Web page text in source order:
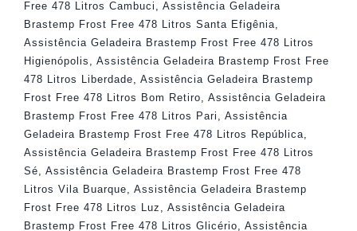
Free 478 Litros Cambuci
Assistência Geladeira
Brastemp Frost Free 478 Litros Santa Efigênia
Assistência Geladeira Brastemp Frost Free 478 Litros
Higienópolis
Assistência Geladeira Brastemp Frost Free
478 Litros Liberdade
Assistência Geladeira Brastemp
Frost Free 478 Litros Bom Retiro
Assistência Geladeira
Brastemp Frost Free 478 Litros Pari
Assistência
Geladeira Brastemp Frost Free 478 Litros República
Assistência Geladeira Brastemp Frost Free 478 Litros
Sé
Assistência Geladeira Brastemp Frost Free 478
Litros Vila Buarque
Assistência Geladeira Brastemp
Frost Free 478 Litros Luz
Assistência Geladeira
Brastemp Frost Free 478 Litros Glicério
Assistência